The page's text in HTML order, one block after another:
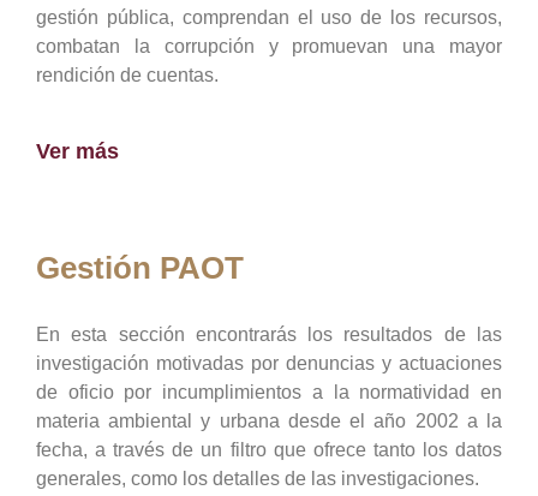
gestión pública, comprendan el uso de los recursos,
combatan la corrupción y promuevan una mayor
rendición de cuentas.
Ver más
Gestión PAOT
En esta sección encontrarás los resultados de las
investigación motivadas por denuncias y actuaciones
de oficio por incumplimientos a la normatividad en
materia ambiental y urbana desde el año 2002 a la
fecha, a través de un filtro que ofrece tanto los datos
generales, como los detalles de las investigaciones.